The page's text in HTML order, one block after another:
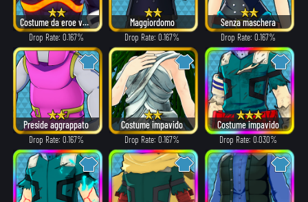
Costume da eroe versione α
Drop Rate: 0.167%
Maggiordomo
Drop Rate: 0.167%
Senza maschera
Drop Rate: 0.167%
Preside aggrappato
Drop Rate: 0.167%
Costume impavido
Drop Rate: 0.167%
Costume impavido
Drop Rate: 0.030%